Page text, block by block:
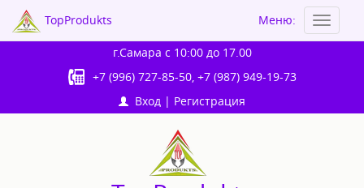
г.Самара с 10:00 до 17.00
+7 (996) 727-85-50, +7 (987) 949-19-73
Вход | Регистрация
TopProdukts
Toggle
Меню: